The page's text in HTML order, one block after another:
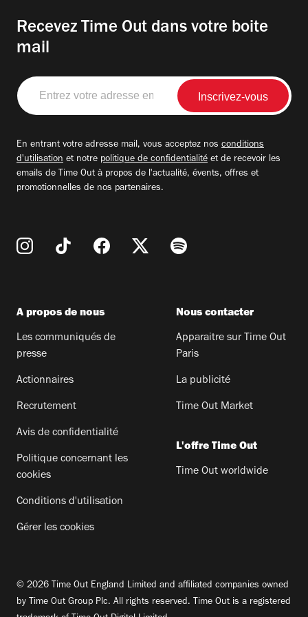
Recevez Time Out dans votre boite
mail
Entrez
votre
adresse
En entrant votre adresse mail, vous acceptez nos conditions
d'utilisation et notre politique de confidentialité et de recevoir les
emails de Time Out à propos de l'actualité, évents, offres et
promotionnelles de nos partenaires.
A propos de nous
Les communiqués de
presse
Actionnaires
Recrutement
Avis de confidentialité
Politique concernant les
cookies
Conditions d'utilisation
Gérer les cookies
Nous contacter
Apparaitre sur Time Out
Paris
La publicité
Time Out Market
L'offre Time Out
Time Out worldwide
© 2026 Time Out England Limited and affiliated companies owned
by Time Out Group Plc. All rights reserved. Time Out is a registered